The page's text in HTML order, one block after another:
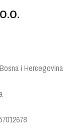
i Hercegovina